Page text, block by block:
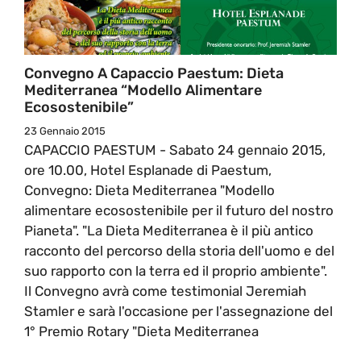
Convegno A Capaccio Paestum: Dieta
Mediterranea “Modello Alimentare
Ecosostenibile”
23 Gennaio 2015
CAPACCIO PAESTUM - Sabato 24 gennaio 2015,
ore 10.00, Hotel Esplanade di Paestum,
Convegno: Dieta Mediterranea "Modello
alimentare ecosostenibile per il futuro del nostro
Pianeta". "La Dieta Mediterranea è il più antico
racconto del percorso della storia dell'uomo e del
suo rapporto con la terra ed il proprio ambiente".
Il Convegno avrà come testimonial Jeremiah
Stamler e sarà l'occasione per l'assegnazione del
1° Premio Rotary "Dieta Mediterranea